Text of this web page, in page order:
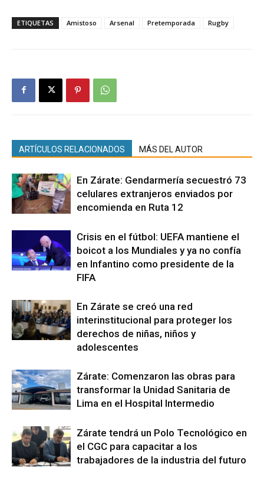
ETIQUETAS Amistoso Arsenal Pretemporada Rugby
ARTÍCULOS RELACIONADOS MÁS DEL AUTOR
En Zárate: Gendarmería secuestró 73
celulares extranjeros enviados por
encomienda en Ruta 12
Crisis en el fútbol: UEFA mantiene el
boicot a los Mundiales y ya no confía
en Infantino como presidente de la
FIFA
En Zárate se creó una red
interinstitucional para proteger los
derechos de niñas, niños y
adolescentes
Zárate: Comenzaron las obras para
transformar la Unidad Sanitaria de
Lima en el Hospital Intermedio
Zárate tendrá un Polo Tecnológico en
el CGC para capacitar a los
trabajadores de la industria del futuro